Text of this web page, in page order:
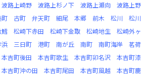
波路上崎野 波路上杉ノ下 波路上瀬向 波路上
町 古町 弁天町 細尾 本郷 前木 松川 松
鱈 松崎下赤田 松崎下金取 松崎地生 松崎外
浜 三日町 港町 南が丘 南町 南町海岸 茗
本吉町後田 本吉町歌生 本吉町卯名沢 本吉町
本吉町沖の田 本吉町尾田 本吉町風越 本吉町